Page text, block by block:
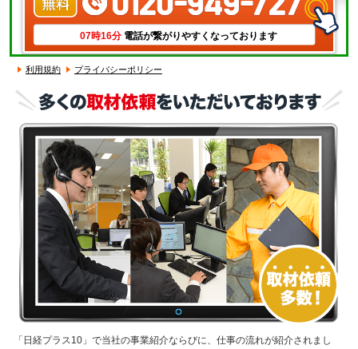
07時16分 電話が繋がりやすくなっております
利用規約 プライバシーポリシー
「日経プラス10」で当社の事業紹介ならびに、仕事の流れが紹介されまし